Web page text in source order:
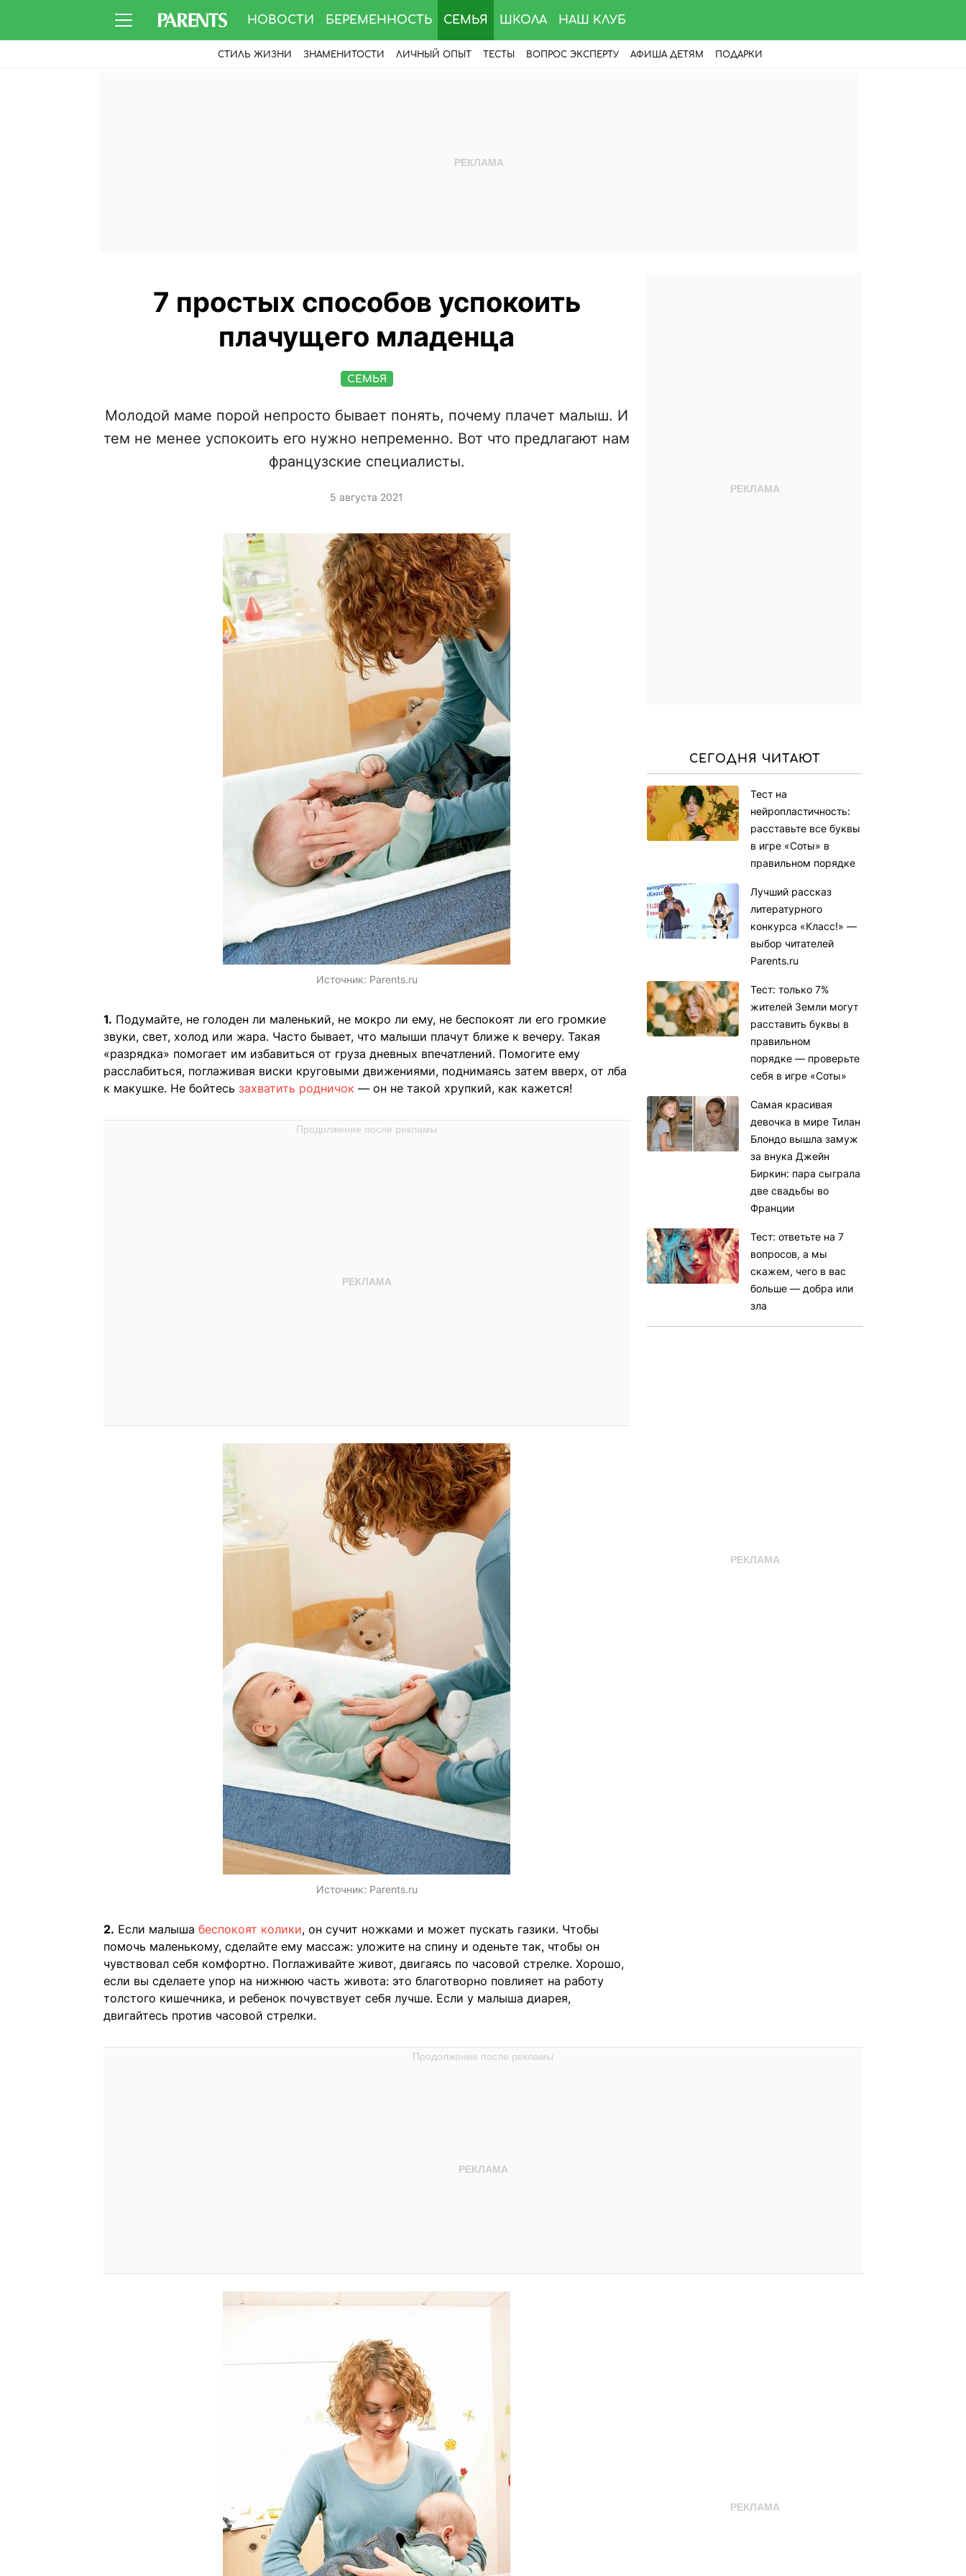
НОВОСТИ БЕРЕМЕННОСТЬ СЕМЬЯ ШКОЛА НАШ КЛУБ
СТИЛЬ ЖИЗНИ ЗНАМЕНИТОСТИ ЛИЧНЫЙ ОПЫТ ТЕСТЫ ВОПРОС ЭКСПЕРТУ АФИША ДЕТЯМ ПОДАРКИ
7 простых способов успокоить
плачущего младенца
СЕМЬЯ
Молодой маме порой непросто бывает понять, почему плачет малыш. И
тем не менее успокоить его нужно непременно. Вот что предлагают нам
французские специалисты.
5 августа 2021
Источник: Parents.ru
1. Подумайте, не голоден ли маленький, не мокро ли ему, не беспокоят ли его громкие
звуки, свет, холод или жара. Часто бывает, что малыши плачут ближе к вечеру. Такая
«разрядка» помогает им избавиться от груза дневных впечатлений. Помогите ему
расслабиться, поглаживая виски круговыми движениями, поднимаясь затем вверх, от лба
к макушке. Не бойтесь захватить родничок — он не такой хрупкий, как кажется!
Источник: Parents.ru
2. Если малыша беспокоят колики, он сучит ножками и может пускать газики. Чтобы
помочь маленькому, сделайте ему массаж: уложите на спину и оденьте так, чтобы он
чувствовал себя комфортно. Поглаживайте живот, двигаясь по часовой стрелке. Хорошо,
если вы сделаете упор на нижнюю часть живота: это благотворно повлияет на работу
толстого кишечника, и ребенок почувствует себя лучше. Если у малыша диарея,
двигайтесь против часовой стрелки.
СЕГОДНЯ ЧИТАЮТ
Тест на
нейропластичность:
расставьте все буквы
в игре «Соты» в
правильном порядке
Лучший рассказ
литературного
конкурса «Класс!» —
выбор читателей
Parents.ru
Тест: только 7%
жителей Земли могут
расставить буквы в
правильном
порядке — проверьте
себя в игре «Соты»
Самая красивая
девочка в мире Тилан
Блондо вышла замуж
за внука Джейн
Биркин: пара сыграла
две свадьбы во
Франции
Тест: ответьте на 7
вопросов, а мы
скажем, чего в вас
больше — добра или
зла